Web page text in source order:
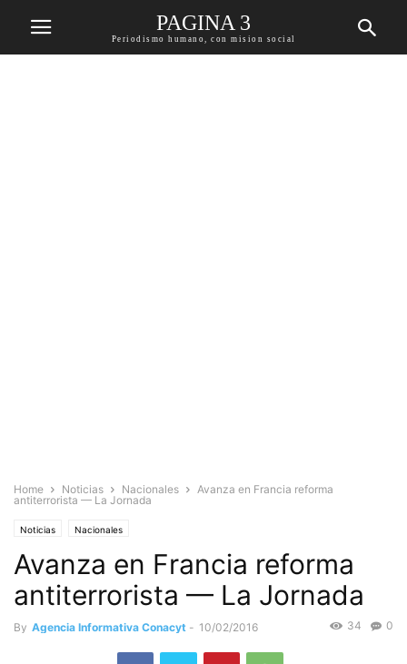
PAGINA 3
Periodismo humano, con mision social
Home Noticias Nacionales
Avanza en Francia reforma
antiterrorista — La Jornada
Noticias Nacionales
Avanza en Francia reforma
antiterrorista — La Jornada
By Agencia Informativa Conacyt - 10/02/2016 0
34